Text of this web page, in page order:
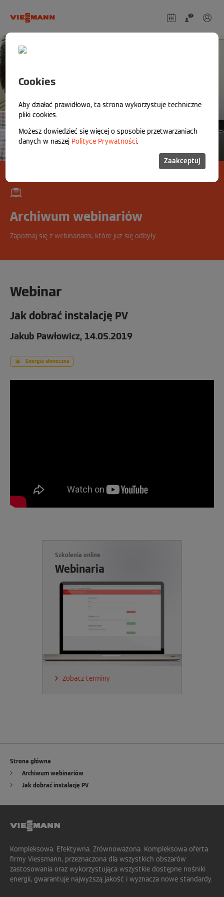
Cookies
Aby działać prawidłowo, ta strona wykorzystuje techniczne
pliki cookies.
Możesz dowiedzieć się więcej o sposobie przetwarzaniach
danych w naszej Polityce Prywatności.
Zaakceptuj
Archiwum webinariów
Zapoznaj się z webinariami, które już się odbyły.
Webinar
Jak dobrać instalację PV
Jakub Pawłowicz, 14.05.2019
Energia słoneczna
Szkolenia online
Webinaria
Zobacz terminy
Strona główna
Archiwum webinariów
Jak dobrać instalację PV
Kompleksowa. Efektywna. Zrównoważona. Kompleksowa oferta
firmy Viessmann, przeznaczona dla wszystkich obszarów
zastosowania oraz wykorzystująca wszystkie dostępne nośniki
energii, gwarantuje najwyższą jakość i wyznacza nowe standardy.